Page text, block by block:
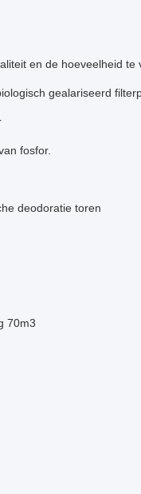
en de hoeveelheid te
gealariseerd
fosfor.
deodoratie toren
70m3